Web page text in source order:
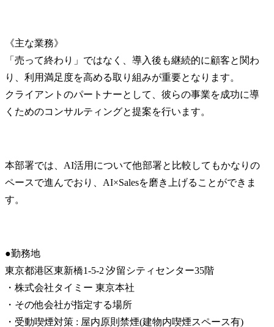
《主な業務》
「売って終わり」ではなく、導入後も継続的に顧客と関わ
り、利用満足度を高める取り組みが重要となります。
クライアントのパートナーとして、彼らの事業を成功に導
くためのコンサルティングと提案を行います。
本部署では、AI活用について他部署と比較してもかなりの
ペースで進んでおり、AI×Salesを磨き上げることができま
す。
●勤務地
東京都港区東新橋1-5-2 汐留シティセンター35階
・株式会社タイミー 東京本社
・その他会社が指定する場所
・受動喫煙対策 : 屋内原則禁煙(建物内喫煙スペース有)